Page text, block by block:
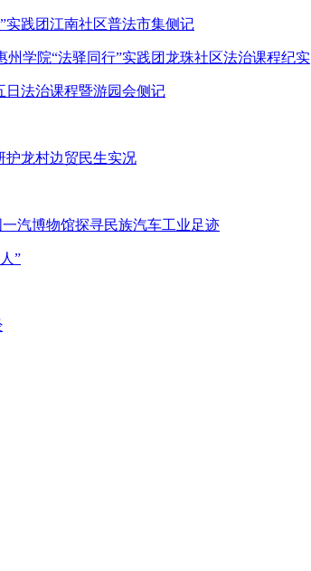
践团江南社区普法市集侧记
学院“法驿同行”实践团龙珠社区法治课程纪实
法治课程暨游园会侧记
龙村边贸民生实况
汽博物馆探寻民族汽车工业足迹
”